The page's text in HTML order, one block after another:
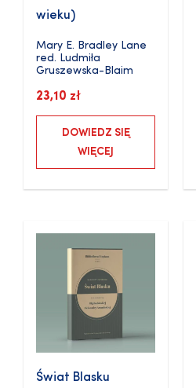
wieku)
Mary E. Bradley Lane
red. Ludmiła
Gruszewska-Blaim
23,10 zł
DOWIEDZ SIĘ
WIĘCEJ
Świat Blasku